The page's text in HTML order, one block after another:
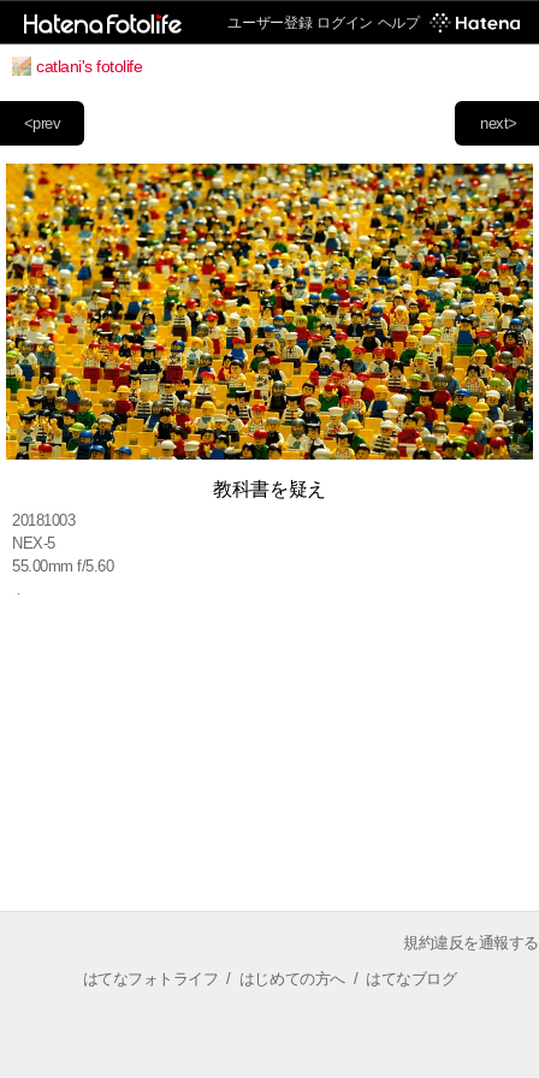
ユーザー登録 ログイン ヘルプ
catlani's fotolife
next>
<prev
教科書を疑え
20181003
NEX-5
55.00mm f/5.60
規約違反を通報する
はてなフォトライフ / はじめての方へ/ はてなブログ